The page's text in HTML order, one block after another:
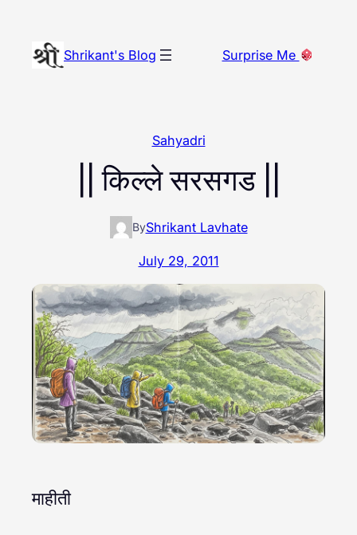
content
Shrikant's Blog Surprise Me
Sahyadri
|| किल्ले सरसगड ||
ByShrikant Lavhate
July 29, 2011
माहीती